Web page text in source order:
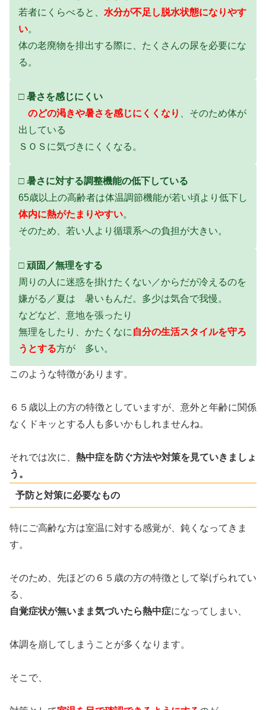
若者にくらべると、 水分が不足し脱水状態になりやす
い。
体の老廃物を排出する際に、たくさんの尿を必要にな
る。
□ 暑さを感じにくい
のどの渇きや暑さを感じにくくなり
、そのため体が
出している
ＳＯＳに気づきにくくなる。
□ 暑さに対する調整機能の低下している
65歳以上の高齢者は体温調節機能が若い頃より低下し
体内に熱がたまりやすい。
そのため、若い人より循環系への負担が大きい。
□ 頑固／無理をする
周りの人に迷惑を掛けたくない／からだが冷えるのを
嫌がる／夏は 暑いもんだ。多少は気合で我慢。
などなど、意地を張ったり
無理をしたり、かたくなに 自分の生活スタイルを守ろ
うとする方が 多い。
このような特徴があります。
６５歳以上の方の特徴としていますが、意外と年齢に関係
なくドキッとする人も多いかもしれませんね。
それでは次に、 熱中症を防ぐ方法や対策を見ていきましょ
う。
予防と対策に必要なもの
特にご高齢な方は室温に対する感覚が、鈍くなってきま
す。
そのため、先ほどの６５歳の方の特徴として挙げられてい
る、
自覚症状が無いまま気づいたら熱中症になってしまい、
体調を崩してしまうことが多くなります。
そこで、